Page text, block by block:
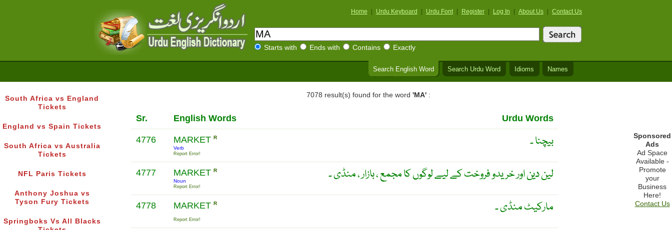
Home Urdu Keyboard Urdu Font Register Log In About Us Contact Us
Starts with Ends with Contains Exactly
Search English Word Search Urdu Word Idioms Names
South Africa vs England
Tickets
England vs Spain Tickets
South Africa vs Australia
Tickets
NFL Paris Tickets
Anthony Joshua vs
Tyson Fury Tickets
Springboks Vs All Blacks
7078 result(s) found for the word 'MA':
Sr. English Words Urdu Words
4776 MARKET R
Verb
Report Error!
بیچنا ۔
4777 MARKET R
Noun
Report Error!
لین دین اور خریدو فروخت کے لیے لوگوں کا مجمع ، بازار ، منڈی ۔
4778 MARKET R
Report Error!
مارکیٹ منڈی ۔
Sponsored
Ads
Ad Space
Available -
Promote
your
Business
Here!
Contact Us